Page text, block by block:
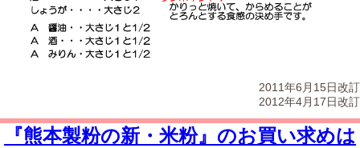
2011年6月15日改訂
2012年4月17日改訂
『熊本製粉の新・米粉』のお買い求めは